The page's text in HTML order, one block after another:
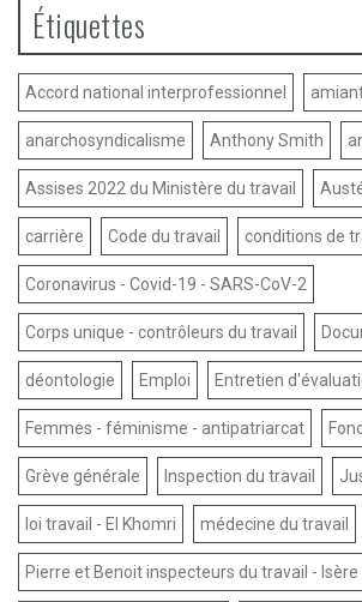
Étiquettes
Accord national interprofessionnel
anarchosyndicalisme Anthony Smith
Assises 2022 du Ministère du travail
carrière Code du travail conditions de
Coronavirus - Covid-19 - SARS-CoV-2
Corps unique - contrôleurs du travail
déontologie Emploi Entretien
Femmes - féminisme - antipatriarcat
Grève générale Inspection du travail
loi travail - El Khomri médecine du travail
Pierre et Benoit inspecteurs du travail - Isère